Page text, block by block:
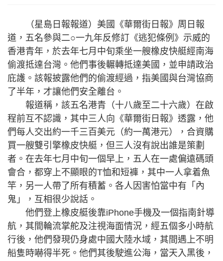
（星島日報報道）美國《華爾街日報》周日報
道，五名參與二○一九年反修訂《逃犯條例》示威的
香港青年，於去年七月中旬乘坐一艘橡皮快艇經南海
偷渡抵達台灣。他們事後輾轉抵達美國，並申請政治
庇護。該報披露他們的偷渡經過，指美國與台灣協商
了半年，才讓他們安全離台。
報道稱，該五名港青（十八歲至二十六歲）在啟
程前互不認識，其中三人向《華爾街日報》透露，他
們每人交出約一千三百美元（約一萬港元），合資購
買一艘雙引擎橡皮快艇，但三人沒有說出誰是策劃
者。在去年七月中旬一個早上，五人在一處偏遠碼頭
會合，都穿上不顯眼的T恤和短褲，其中一人拿着魚
竿，另一人帶了所有積蓄。各人因害怕當中有「內
鬼」，互相很少說話。
他們登上橡皮艇後靠iPhone手機及一個指南針導
航，其間輪流掌舵及注視海面情況，經五個多小時航
行後，他們發現仍身處中國大陸水域，其間遇上不明
船隻時嚇得半死。他們其後駛進公海，當天入黑後，